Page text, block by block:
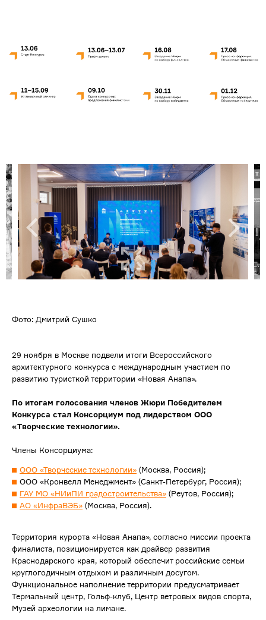
Фото: Дмитрий Сушко
29 ноября в Москве подвели итоги Всероссийского
архитектурного конкурса с международным участием по
развитию туристкой территории «Новая Анапа».
По итогам голосования членов Жюри Победителем
Конкурса стал Консорциум под лидерством ООО
«Творческие технологии».
Члены Консорциума:
ООО «Творческие технологии» (Москва, Россия);
ООО «Кронвелл Менеджмент» (Санкт-Петербург, Россия);
ГАУ МО «НИиПИ градостроительства» (Реутов, Россия);
АО «ИнфраВЭБ» (Москва, Россия).
Территория курорта «Новая Анапа», согласно миссии проекта
финалиста, позиционируется как драйвер развития
Краснодарского края, который обеспечит российские семьи
круглогодичным отдыхом и различным досугом.
Функциональное наполнение территории предусматривает
Термальный центр, Гольф-клуб, Центр ветровых видов спорта,
Музей археологии на лимане.